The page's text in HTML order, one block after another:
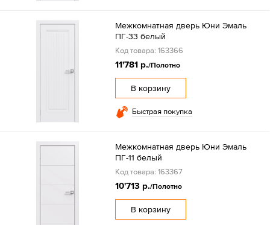
Межкомнатная дверь Юни Эмаль
ПГ-33 белый
Код товара: 163366
11'781 р./Полотно
В корзину
Быстрая покупка
Межкомнатная дверь Юни Эмаль
ПГ-11 белый
Код товара: 163367
10'713 р./Полотно
В корзину